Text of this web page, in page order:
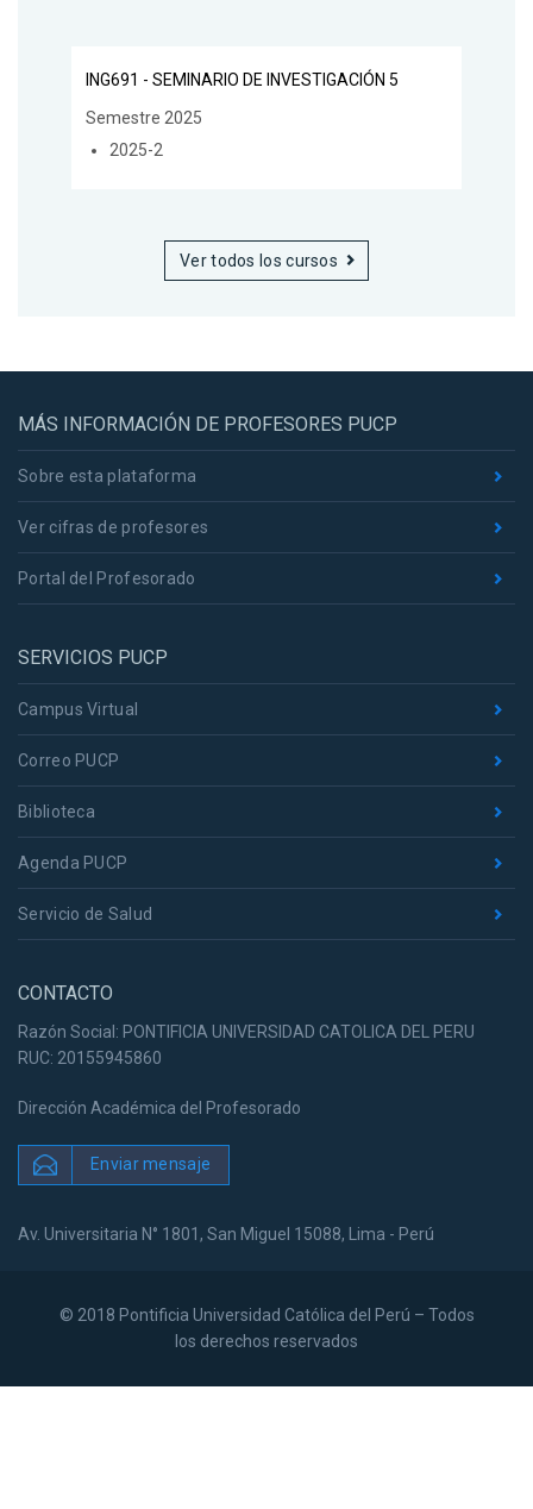
ING691 - SEMINARIO DE INVESTIGACIÓN 5
Semestre 2025
2025-2
Ver todos los cursos
MÁS INFORMACIÓN DE PROFESORES PUCP
Sobre esta plataforma
Ver cifras de profesores
Portal del Profesorado
SERVICIOS PUCP
Campus Virtual
Correo PUCP
Biblioteca
Agenda PUCP
Servicio de Salud
CONTACTO
Razón Social: PONTIFICIA UNIVERSIDAD CATOLICA DEL PERU
RUC: 20155945860
Dirección Académica del Profesorado
Enviar mensaje
Av. Universitaria N° 1801, San Miguel 15088, Lima - Perú
© 2018 Pontificia Universidad Católica del Perú – Todos
los derechos reservados